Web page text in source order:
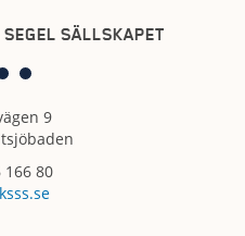
SÄLLSKAPET
9
166 80